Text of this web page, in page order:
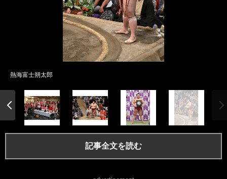
熱海富士朔太郎
記事全文を読む